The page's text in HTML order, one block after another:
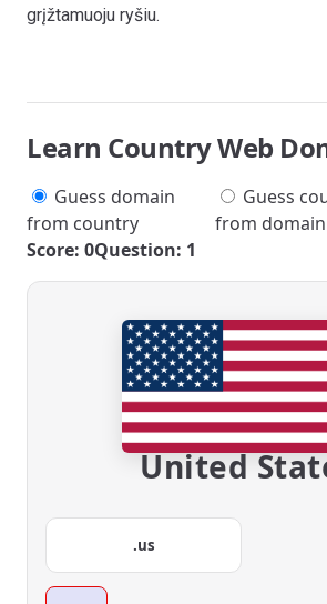
grįžtamuoju ryšiu.
Learn Country Web
Guess domain
from country
Guess
from domain
Score: 0Question: 1
United
.us